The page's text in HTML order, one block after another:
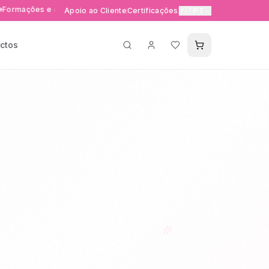
e eventos exclusivos Entrega rápida 24-48h em
Apoio ao ClienteCertificações🇵🇹